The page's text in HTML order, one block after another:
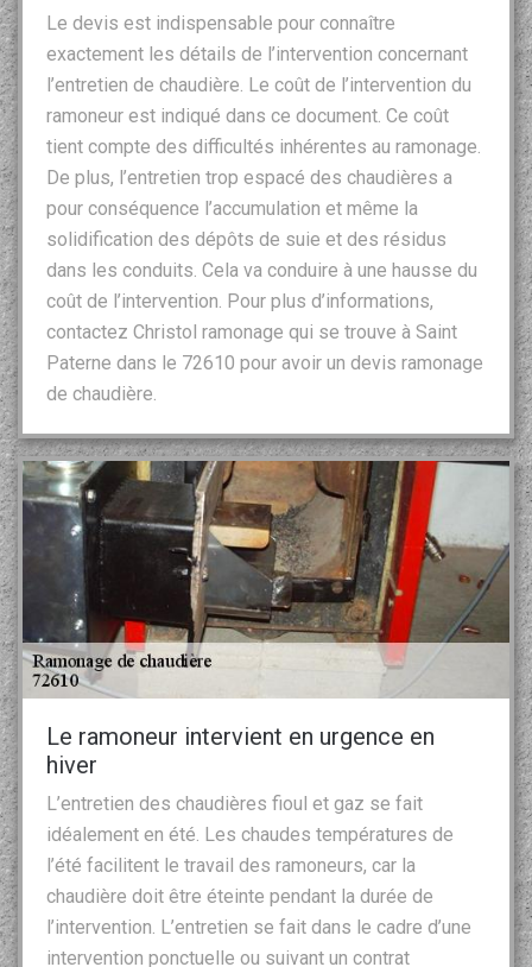
Le devis est indispensable pour connaître
exactement les détails de l’intervention concernant
l’entretien de chaudière. Le coût de l’intervention du
ramoneur est indiqué dans ce document. Ce coût
tient compte des difficultés inhérentes au ramonage.
De plus, l’entretien trop espacé des chaudières a
pour conséquence l’accumulation et même la
solidification des dépôts de suie et des résidus
dans les conduits. Cela va conduire à une hausse du
coût de l’intervention. Pour plus d’informations,
contactez Christol ramonage qui se trouve à Saint
Paterne dans le 72610 pour avoir un devis ramonage
de chaudière.
Le ramoneur intervient en urgence en
hiver
L’entretien des chaudières fioul et gaz se fait
idéalement en été. Les chaudes températures de
l’été facilitent le travail des ramoneurs, car la
chaudière doit être éteinte pendant la durée de
l’intervention. L’entretien se fait dans le cadre d’une
intervention ponctuelle ou suivant un contrat